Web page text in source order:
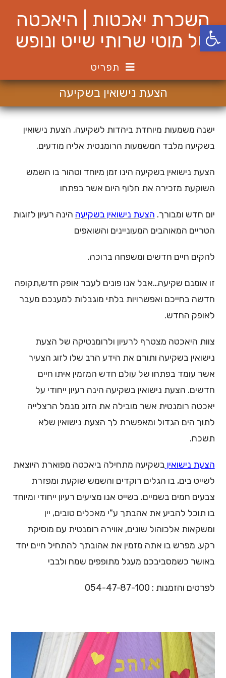
פתח סרגל נגישות
contentהשכרת יאכטות | היאכטה
של מוטי שרותי שייט ונופש
תפריט
הצעת נישואין בשקיעה
ישנה משמעות מיוחדת ביהדות לשקיעה. הצעת נישואין
בשקיעה מלבד המשמעות הרומנטית אליה מודעים.
הצעת נישואין בשקיעה הינו זמן מיוחד וטהור בו השמש
השוקעת מזכירה את חלוף היום אשר בפתחו
יום חדש ומבורך. הצעת נישואין בשקיעה הינה רעיון לזוגות
הטריים המאוהבים המעוניינים והשואפים
להקים חיים חדשים ומשפחה ברוכה.
זו אומנם שקיעה…אבל אנו פונים לעבר אופק חדש,תקופה
חדשה בחייכם ואפשרויות בלתי מוגבלות למענכם מעבר
לאופק החדש.
צוות היאכטה מצטרף לרעיון ולרומנטיקה של הצעת
נישואין בשקיעה ותורם את הידע הרב שלו לזוג הצעיר
אשר עומד בפתחו של עולם חדש המזמין איתו חיים
חדשים. הצעת נישואין בשקיעה הינה רעיון ייחודי על
יאכטה רומנטית אשר מובילה את הזוג מנמל הרצלייה
לתוך הים הגדול ומאפשרת לך הצעת נישואין שלא
תשכח.
הצעת נישואין בשקיעה מתחילה ביאכטה מפוארת היוצאת
לשייט בים, בו הגלים רוקדים והשמש שוקעת ומפזרת
צבעים חמים בשמיים. בשייט אנו מציעים רעיון ייחודי ומיוחד
בו תוכל להביע את אהבתך ע"י מאכלים טובים, יין
ומשקאות אלכוהול שונים, אווירה רומנטית עם מוסיקת
רקע, מפרש בו אתה מזמין את אהובתך להתחיל חיים יחד
באושר כשמסביבכם מעגל מתופפים שמח ולבבי
לפרטים והזמנות : 054-47-87-100